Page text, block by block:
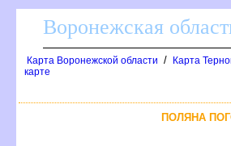
оронежская
Карта Воронежской области /
Карта
карте
ПОЛЯНА